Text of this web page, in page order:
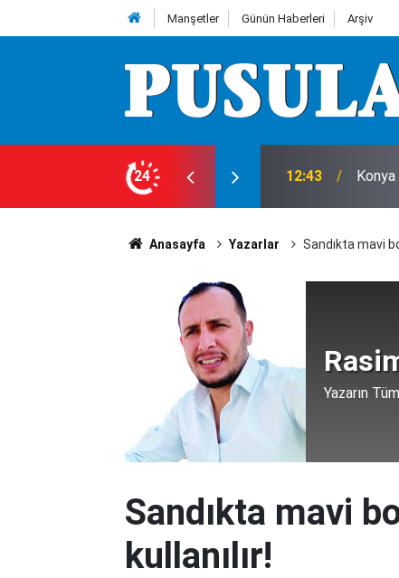
Manşetler Günün Haberleri Arşiv
24 12:39 Kulu
Anasayfa Yazarlar Sandıkta mavi
Yazarın
Sandıkta mavi
kullanılır!